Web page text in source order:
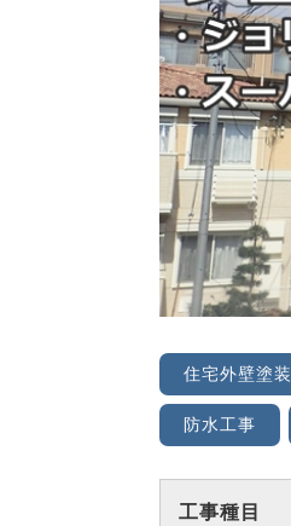
住宅外壁塗装
防水工事
工事種目